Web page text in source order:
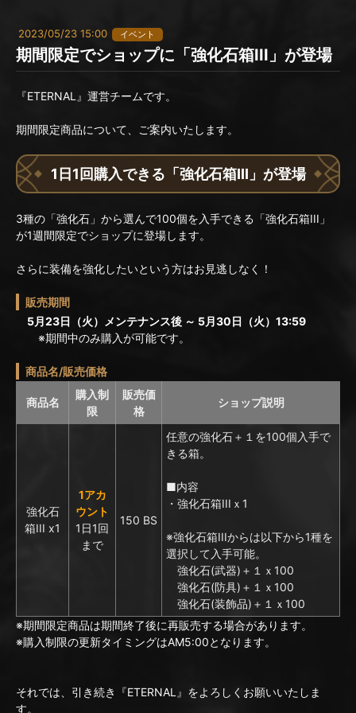
2023/05/23 15:00 イベント
期間限定でショップに「強化石箱III」が登場
『ETERNAL』運営チームです。
期間限定商品について、ご案内いたします。
1日1回購入できる「強化石箱III」が登場
3種の「強化石」から選んで100個を入手できる「強化石箱III」
が1週間限定でショップに登場します。
さらに装備を強化したいという方はお見逃しなく！
販売期間
5月23日（火）メンテナンス後 ～ 5月30日（火）13:59
※期間中のみ購入が可能です。
商品名/販売価格
商品名
購入制
限
販売価
格
ショップ説明
強化石
箱III x1
1アカ
ウント
1日1回
まで
150 BS
任意の強化石＋１を100個入手で
きる箱。
■内容
・強化石箱IIIｘ1
※強化石箱IIIからは以下から1種を
選択して入手可能。
強化石(武器)＋１ｘ100
強化石(防具)＋１ｘ100
強化石(装飾品)＋１ｘ100
※期間限定商品は期間終了後に再販売する場合があります。
※購入制限の更新タイミングはAM5:00となります。
それでは、引き続き『ETERNAL』をよろしくお願いいたしま
す。